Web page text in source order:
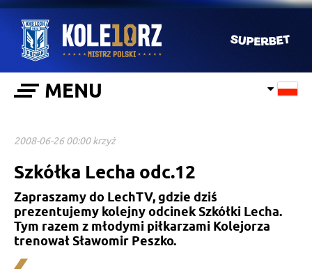
MENU
2008-06-26 00:00 krzyż
Szkółka Lecha odc.12
Zapraszamy do LechTV, gdzie dziś
prezentujemy kolejny odcinek Szkółki Lecha.
Tym razem z młodymi piłkarzami Kolejorza
trenował Sławomir Peszko.